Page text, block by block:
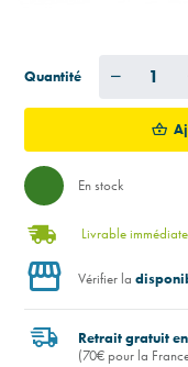
Quantité
En stock
Livrable
Vérifier la
Retrait gratuit
(70€ pour la